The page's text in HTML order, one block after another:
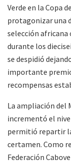
Verde en la Copa
protagonizar una
selección
durante los
se despidió
importante
recompensas
La ampliación del
incrementó el
permitió repartir
certamen. Como
Federación